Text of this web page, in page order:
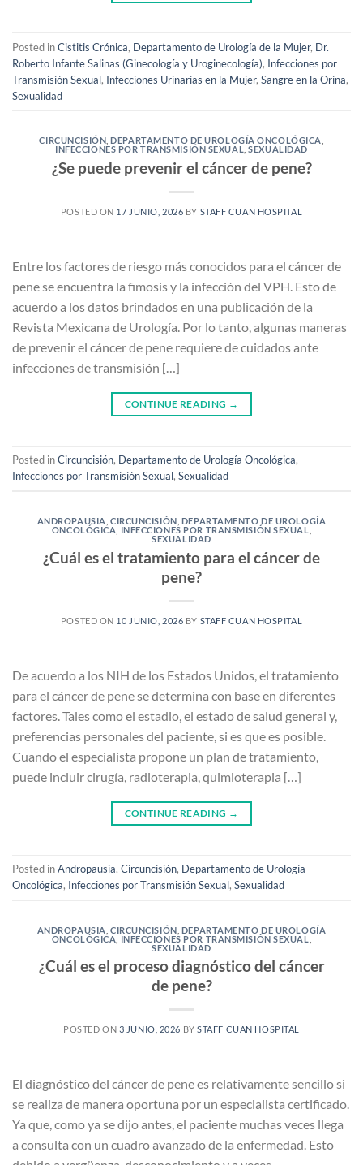
Posted inCistitis Crónica, Departamento de Urología de la Mujer, Dr.
Roberto Infante Salinas (Ginecología y Uroginecología), Infecciones por
Transmisión Sexual, Infecciones Urinarias en la Mujer, Sangre en la Orina,
Sexualidad
CIRCUNCISIÓN ,DEPARTAMENTO DE UROLOGÍA ONCOLÓGICA
INFECCIONES POR TRANSMISIÓN SEXUAL ,SEXUALIDAD
¿Se puede prevenir el cáncer de pene?
POSTED ON 17 JUNIO, 2026 BY STAFF CUAN HOSPITAL
Entre los factores de riesgo más conocidos para el cáncer de
pene se encuentra la fimosis y la infección del VPH. Esto de
acuerdo a los datos brindados en una publicación de la
Revista Mexicana de Urología. Por lo tanto, algunas maneras
de prevenir el cáncer de pene requiere de cuidados ante
infecciones de transmisión […]
CONTINUE READING →
Posted inCircuncisión, Departamento de Urología Oncológica,
Infecciones por Transmisión Sexual, Sexualidad
ANDROPAUSIA CIRCUNCISIÓN DEPARTAMENTO DE UROLOGÍA
ONCOLÓGICA INFECCIONES POR TRANSMISIÓN SEXUAL
SEXUALIDAD
¿Cuál es el tratamiento para el cáncer de
pene?
POSTED ON 10 JUNIO, 2026 BY STAFF CUAN HOSPITAL
De acuerdo a los NIH de los Estados Unidos, el tratamiento
para el cáncer de pene se determina con base en diferentes
factores. Tales como el estadio, el estado de salud general y,
preferencias personales del paciente, si es que es posible.
Cuando el especialista propone un plan de tratamiento,
puede incluir cirugía, radioterapia, quimioterapia […]
CONTINUE READING →
Posted inAndropausia, Circuncisión, Departamento de Urología
Oncológica, Infecciones por Transmisión Sexual, Sexualidad
ANDROPAUSIA CIRCUNCISIÓN DEPARTAMENTO DE UROLOGÍA
ONCOLÓGICA INFECCIONES POR TRANSMISIÓN SEXUAL
SEXUALIDAD
¿Cuál es el proceso diagnóstico del cáncer
de pene?
POSTED ON 3 JUNIO, 2026 BYSTAFF CUAN HOSPITAL
El diagnóstico del cáncer de pene es relativamente sencillo si
se realiza de manera oportuna por un especialista certificado.
Ya que, como ya se dijo antes, el paciente muchas veces llega
a consulta con un cuadro avanzado de la enfermedad. Esto